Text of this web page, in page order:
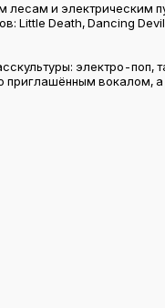
лесам и электрическим
Little Death, Dancing
электро-поп,
приглашённым вокалом,